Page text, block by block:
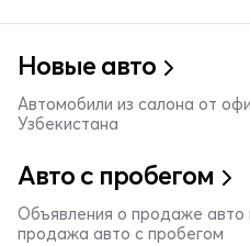
Новые авто
Автомобили из салона от
Узбекистана
Авто с пробегом
Объявления о продаже авто
продажа авто с пробегом